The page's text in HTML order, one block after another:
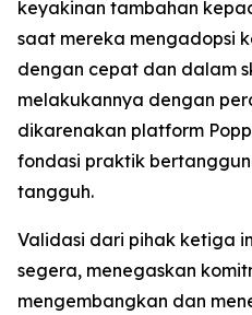
keyakinan tambahan
saat mereka mengadopsi
dengan cepat dan dalam
melakukannya dengan
dikarenakan platform
fondasi praktik
tangguh.
Validasi dari pihak ketiga
segera, menegaskan
mengembangkan dan